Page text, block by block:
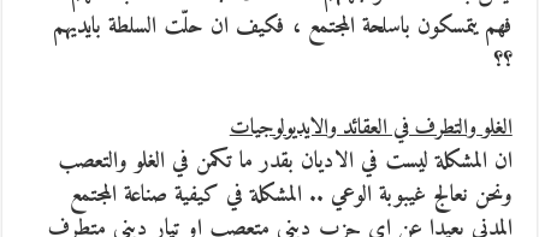
فهم يتمسكون باسلحة المجتمع ، فكيف ان حلّت السلطة بايديهم
؟؟
الغلو والتطرف في العقائد والايديولوجيات
ان المشكلة ليست في الاديان بقدر ما تكمن في الغلو والتعصب
ونحن نعالج غيبوبة الوعي .. المشكلة في كيفية صناعة المجتمع